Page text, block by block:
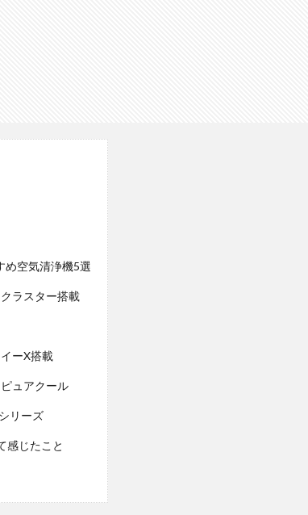
め空気清浄機5選
ラスター搭載
ーX搭載
ュアクール
リーズ
感じたこと